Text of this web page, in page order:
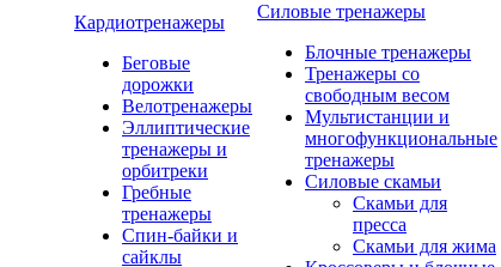
Кардиотренажеры
Беговые
дорожки
Велотренажеры
Эллиптические
тренажеры и
орбитреки
Гребные
тренажеры
Спин-байки и
сайклы
Силовые тренажеры
Блочные тренажеры
Тренажеры со
свободным весом
Мультистанции и
многофункциональные
тренажеры
Силовые скамьи
Скамьи для
пресса
Скамьи для жима